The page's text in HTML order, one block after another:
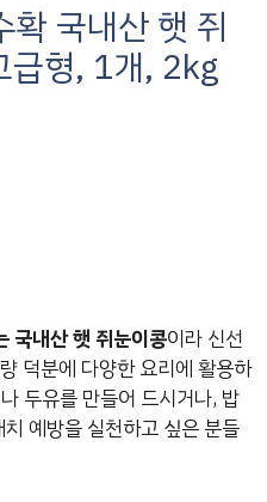
국내산 햇 쥐
급형, 1개, 2kg
국내산 햇 쥐눈이콩이라 신선
덕분에 다양한 요리에 활용하
두유를 만들어 드시거나, 밥
예방을 실천하고 싶은 분들